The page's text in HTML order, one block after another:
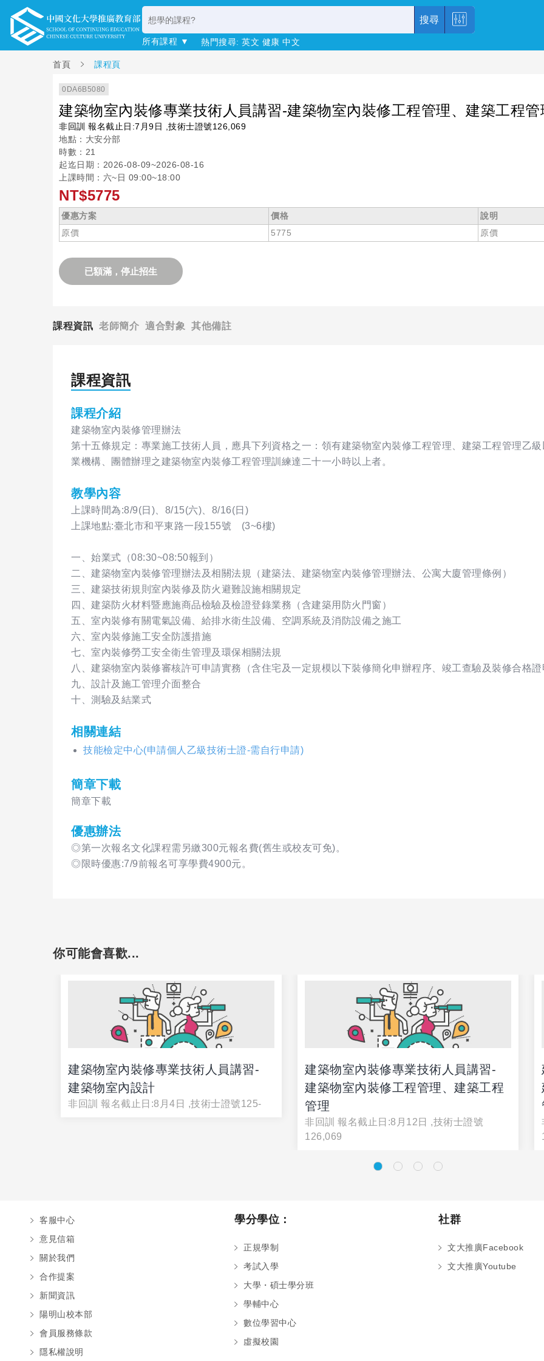
搜尋
所有課程 ▼ 熱門搜尋: 英文 健康 中文
首頁 課程頁
0DA6B5080
建築物室內裝修專業技術人員講習-建築物室內裝修工程管理、建築工程管
非回訓 報名截止日:7月9日 ,技術士證號126,069
地點：大安分部
時數：21
起迄日期：2026-08-09~2026-08-16
上課時間：六~日 09:00~18:00
NT$5775
優惠方案 價格
說明
原價
5775 原價
已額滿，停止招生
課程資訊 老師簡介 適合對象 其他備註
課程資訊
課程介紹
建築物室內裝修管理辦法
第十五條規定：專業施工技術人員，應具下列資格之一：領有建築物室內裝修工程管理、建築工程管理乙
業機構、團體辦理之建築物室內裝修工程管理訓練達二十一小時以上者。
教學內容
上課時間為:8/9(日)、8/15(六)、8/16(日)
上課地點:臺北市和平東路一段155號 (3~6樓)
一、始業式（08:30~08:50報到）
二、建築物室內裝修管理辦法及相關法規（建築法、建築物室內裝修管理辦法、公寓大廈管理條例）
三、建築技術規則室內裝修及防火避難設施相關規定
四、建築防火材料暨應施商品檢驗及檢證登錄業務（含建築用防火門窗）
五、室內裝修有關電氣設備、給排水衛生設備、空調系統及消防設備之施工
六、室內裝修施工安全防護措施
七、室內裝修勞工安全衛生管理及環保相關法規
八、建築物室內裝修審核許可申請實務（含住宅及一定規模以下裝修簡化申辦程序、竣工查驗及裝修合格
九、設計及施工管理介面整合
十、測驗及結業式
相關連結
技能檢定中心(申請個人乙級技術士證-需自行申請)
簡章下載
簡章下載
優惠辦法
◎第一次報名文化課程需另繳300元報名費(舊生或校友可免)。
◎限時優惠:7/9前報名可享學費4900元。
你可能會喜歡...
建築物室內裝修專業技術人員講習-
建築物室內設計
非回訓 報名截止日:8月4日 ,技術士證號125-
建築物室內裝修專業技術人員講習-
建築物室內裝修工程管理、建築工程
管理
非回訓 報名截止日:8月12日 ,技術士證號
126,069
客服中心
意見信箱
關於我們
合作提案
新聞資訊
陽明山校本部
會員服務條款
隱私權說明
學分學位：
正規學制
考試入學
大學・碩士學分班
學輔中心
數位學習中心
虛擬校園
社群
文大推廣Facebook
文大推廣Youtube